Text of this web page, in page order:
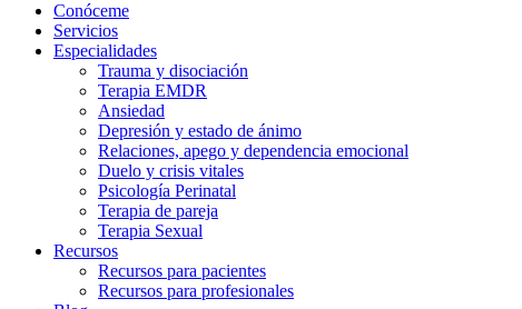
Conóceme
Servicios
Especialidades
Trauma y disociación
Terapia EMDR
Ansiedad
Depresión y estado de ánimo
Relaciones, apego y dependencia emocional
Duelo y crisis vitales
Psicología Perinatal
Terapia de pareja
Terapia Sexual
Recursos
Recursos para pacientes
Recursos para profesionales